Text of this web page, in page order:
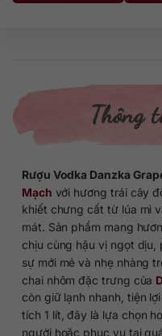
Thông
Rượu Vodka Danzka
Mạch với hương trái cây
khiết chưng cất từ lúa mì
mát. Sản phẩm mang
chịu cùng hậu vị ngọt dịu,
sự mới mẻ và nhẹ nhàng
chai nhôm đặc trưng của
còn giữ lạnh nhanh, tiện
tích 1 lít, đây là lựa chọn
người hoặc phục vụ tại